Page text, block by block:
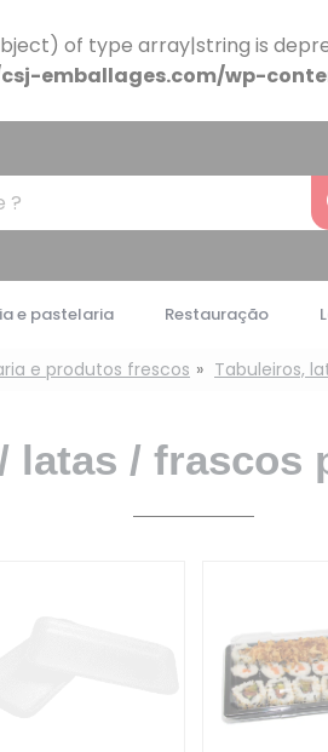
of type array|string is
emballages.com/wp-
e pastelaria Restauração
e produtos frescos Tabuleiros,
latas / frascos